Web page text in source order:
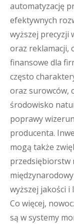
automatyzację
efektywnych
wyższej precyzji
oraz reklamacji,
finansowe dla
często
oraz surowców,
środowisko
poprawy
producenta.
mogą także
przedsiębiorstw
wyższej jakości i
Co więcej,
są w systemy